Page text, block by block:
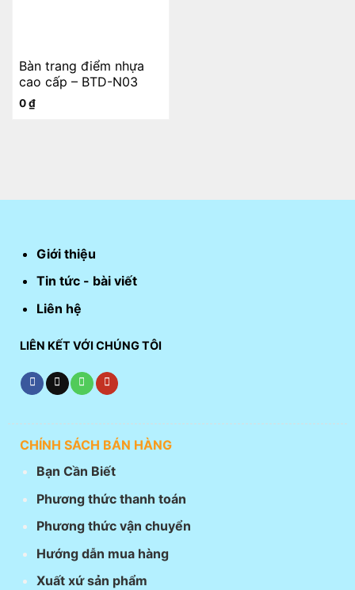
Bàn trang điểm nhựa
cao cấp – BTD-N03
0₫
Giới thiệu
Tin tức - bài viết
Liên hệ
LIÊN KẾT VỚI CHÚNG TÔI
CHÍNH SÁCH BÁN HÀNG
Bạn Cần Biết
Phương thức thanh toán
Phương thức vận chuyển
Hướng dẫn mua hàng
Xuất xứ sản phẩm